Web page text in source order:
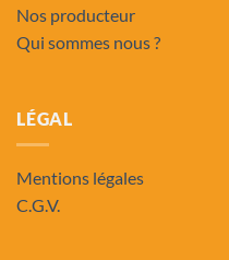
Nos producteur
Qui sommes nous ?
LÉGAL
Mentions légales
C.G.V.